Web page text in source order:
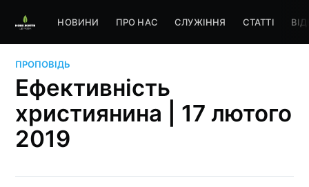
НОВИНИ ПРО НАС СЛУЖІННЯ СТАТТІ
ПРОПОВІДЬ
Ефективність
християнина | 17 лютого
2019